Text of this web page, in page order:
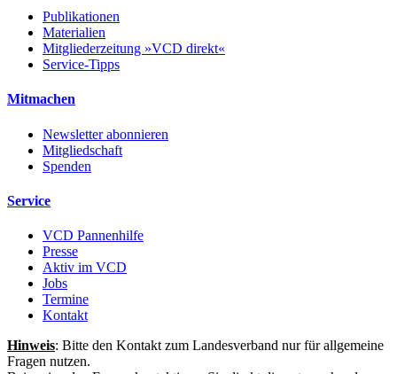
Publikationen
Materialien
Mitgliederzeitung »VCD direkt«
Service-Tipps
Mitmachen
Newsletter abonnieren
Mitgliedschaft
Spenden
Service
VCD Pannenhilfe
Presse
Aktiv im VCD
Jobs
Termine
Kontakt
Hinweis: Bitte den Kontakt zum Landesverband nur für allgemeine
Fragen nutzen.